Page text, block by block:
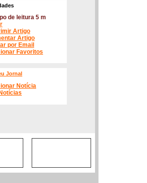
de leitura 5 m
Artigo
Artigo
por Email
Favoritos
Jornal
Notícia